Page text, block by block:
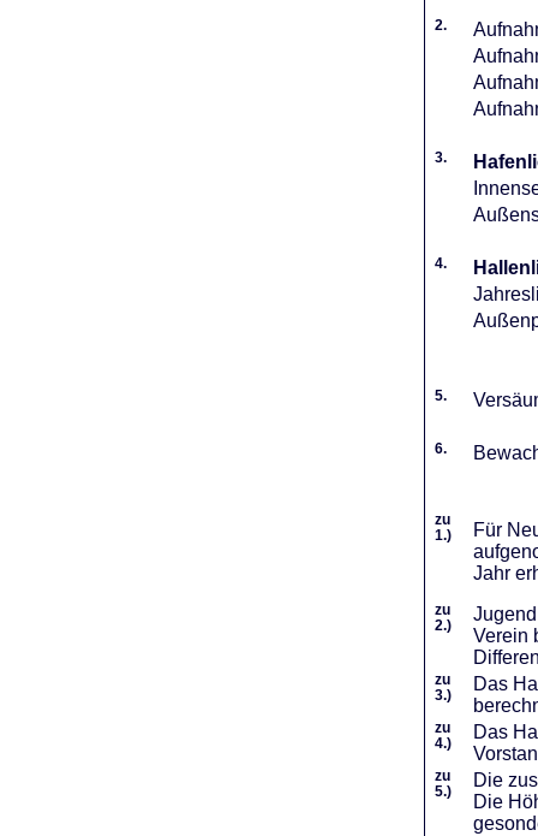
2.
3.
4.
5.
6.
zu
1.)
Für
Jahr
zu
2.)
Verein
zu
3.)
Das
zu
4.)
Das
zu
5.)
Die
Die